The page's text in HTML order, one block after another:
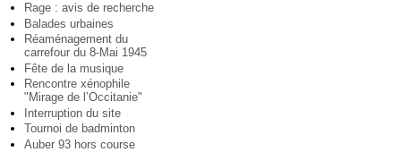
Rage : avis de recherche
Balades urbaines
Réaménagement du
carrefour du 8-Mai 1945
Fête de la musique
Rencontre xénophile
"Mirage de l’Occitanie"
Interruption du site
Tournoi de badminton
Auber 93 hors course